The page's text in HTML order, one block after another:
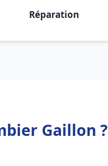
Réparation
Gaillon ?